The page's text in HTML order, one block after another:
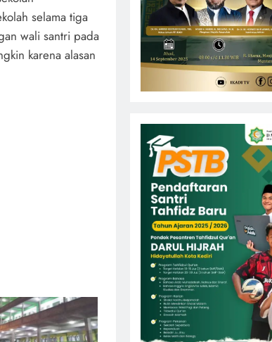
selama tiga
wali santri pada
karena alasan